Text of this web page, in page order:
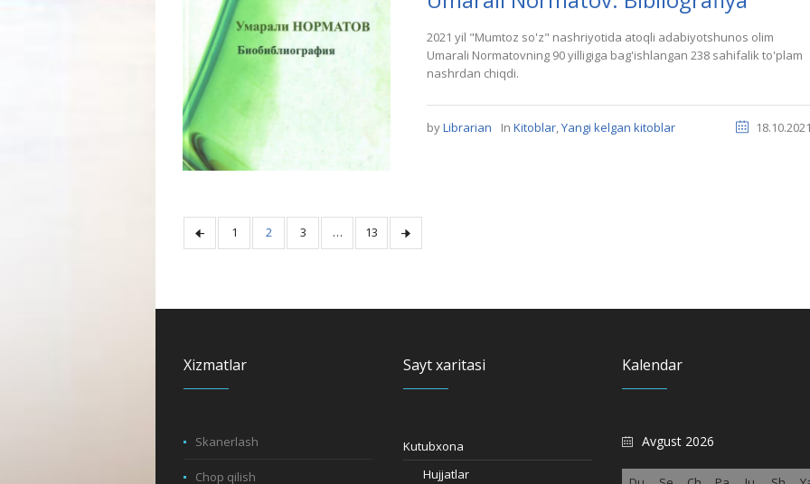
2021 yil "Mumtoz so'z" nashriyotida atoqli adabiyotshunos olim
Umarali Normatovning 90 yilligiga bag'ishlangan 238 sahifalik to'plam
nashrdan chiqdi.
byLibrarian In Kitoblar,Yangi kelgan kitoblar
1 2 3 … 13
Xizmatlar
Skanerlash
Chop qilish
Sayt xaritasi
Kutubxona
Hujjatlar
Kalendar
Avgust 2026